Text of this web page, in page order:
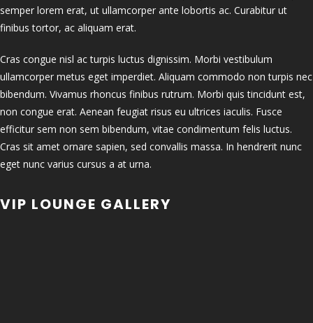
semper lorem erat, ut ullamcorper ante lobortis ac. Curabitur ut
finibus tortor, ac aliquam erat.
Cras congue nisl ac turpis luctus dignissim. Morbi vestibulum
ullamcorper metus eget imperdiet. Aliquam commodo non turpis nec
bibendum. Vivamus rhoncus finibus rutrum. Morbi quis tincidunt est,
non congue erat. Aenean feugiat risus eu ultrices iaculis. Fusce
efficitur sem non sem bibendum, vitae condimentum felis luctus.
Cras sit amet ornare sapien, sed convallis massa. In hendrerit nunc
eget nunc varius cursus a at urna.
VIP LOUNGE GALLERY